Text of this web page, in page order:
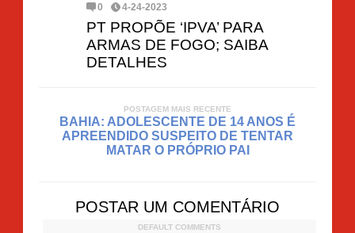
0 4-24-2023
PT PROPÕE ‘IPVA’ PARA
ARMAS DE FOGO; SAIBA
DETALHES
POSTAGEM MAIS RECENTE
BAHIA: ADOLESCENTE DE 14 ANOS É
APREENDIDO SUSPEITO DE TENTAR
MATAR O PRÓPRIO PAI
POSTAR UM COMENTÁRIO
DEFAULT COMMENTS